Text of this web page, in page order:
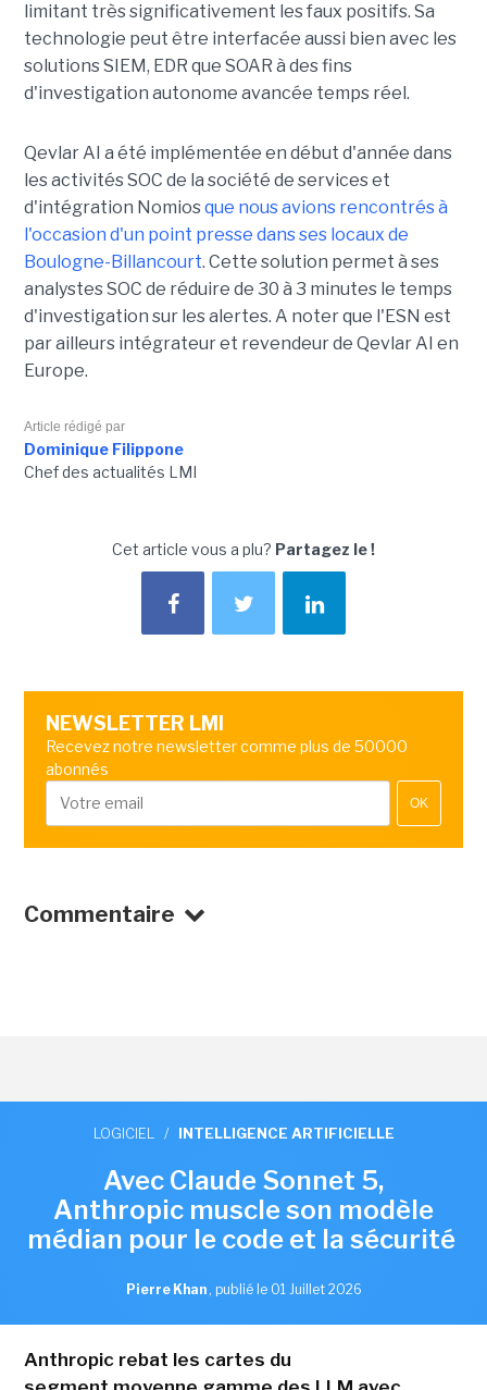
limitant très significativement les faux positifs. Sa
technologie peut être interfacée aussi bien avec les
solutions SIEM, EDR que SOAR à des fins
d'investigation autonome avancée temps réel.
Qevlar AI a été implémentée en début d'année dans
les activités SOC de la société de services et
d'intégration Nomiosque nous avions rencontrés à
l'occasion d'un point presse dans ses locaux de
Boulogne-Billancourt. Cette solution permet à ses
analystes SOC de réduire de 30 à 3 minutes le temps
d'investigation sur les alertes. A noter que l'ESN est
par ailleurs intégrateur et revendeur de Qevlar AI en
Europe.
Article rédigé par
Dominique Filippone
Chef des actualités LMI
Cet article vous a plu? Partagez le !
NEWSLETTER LMI
Recevez notre newsletter comme plus de 50000
abonnés
OK
Commentaire
LOGICIEL / INTELLIGENCE ARTIFICIELLE
Avec Claude Sonnet 5,
Anthropic muscle son modèle
médian pour le code et la sécurité
Pierre Khan , publié le 01 Juillet 2026
Anthropic rebat les cartes du